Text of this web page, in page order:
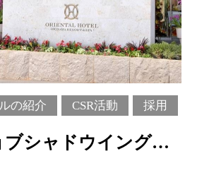
の紹介 CSR活動 採用
ブシャドウイング